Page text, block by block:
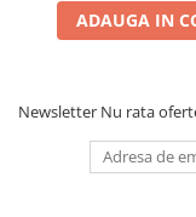
ADAUGA IN
Newsletter Nu rata